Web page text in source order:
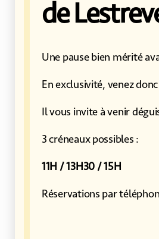
de
Une pause bien mérité
En exclusivité, venez
Il vous invite à venir
3 créneaux possibles :
11H / 13H30 / 15H
Réservations par